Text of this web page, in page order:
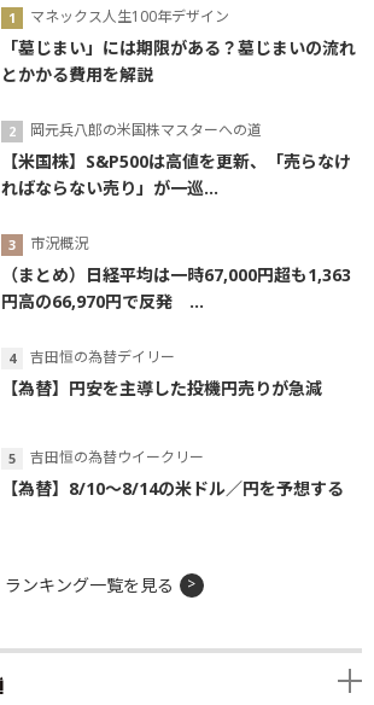
マネックス人生100年デザイン
「墓じまい」には期限がある？墓じまいの流れ
とかかる費用を解説
岡元兵八郎の米国株マスターへの道
【米国株】S&P500は高値を更新、「売らなけ
ればならない売り」が一巡...
市況概況
（まとめ）日経平均は一時67,000円超も1,363
円高の66,970円で反発 ...
吉田恒の為替デイリー
【為替】円安を主導した投機円売りが急減
吉田恒の為替ウイークリー
【為替】8/10～8/14の米ドル／円を予想する
ランキング一覧を見る